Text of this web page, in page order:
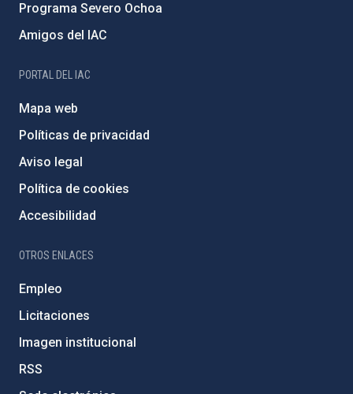
Programa Severo Ochoa
Amigos del IAC
PORTAL DEL IAC
Mapa web
Políticas de privacidad
Aviso legal
Política de cookies
Accesibilidad
OTROS ENLACES
Empleo
Licitaciones
Imagen institucional
RSS